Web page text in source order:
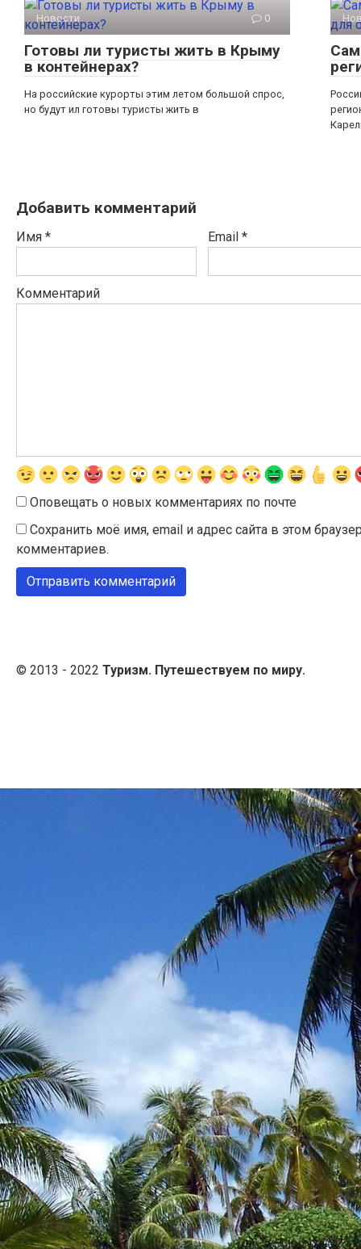
Новости 0
Готовы ли туристы жить в Крыму
в контейнерах?
На российские курорты этим летом большой спрос,
но будут ил готовы туристы жить в
Добавить комментарий
Имя * Email *
Комментарий
Оповещать о новых комментариях по почте
Сохранить моё имя, email и адрес сайта в этом
комментариев.
© 2013 - 2022 Туризм. Путешествуем по миру.